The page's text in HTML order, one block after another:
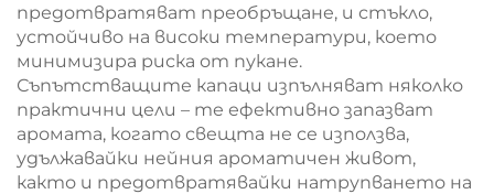
предотвратяват преобръщане, и стъкло,
устойчиво на високи температури, което
минимизира риска от пукане.
Съпътстващите капаци изпълняват няколко
практични цели – те ефективно запазват
аромата, когато свещта не се използва,
удължавайки нейния ароматичен живот,
както и предотвратявайки натрупването на